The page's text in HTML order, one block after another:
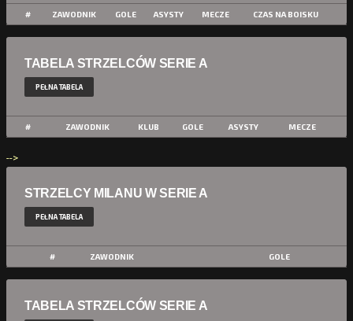
# ZAWODNIK GOLE ASYSTY MECZE CZAS NA BOISKU
TABELA STRZELCÓW SERIE A
PEŁNA TABELA
# ZAWODNIK KLUB GOLE ASYSTY MECZE
-->
STRZELCY MILANU W SERIE A
PEŁNA TABELA
# ZAWODNIK GOLE
TABELA STRZELCÓW SERIE A